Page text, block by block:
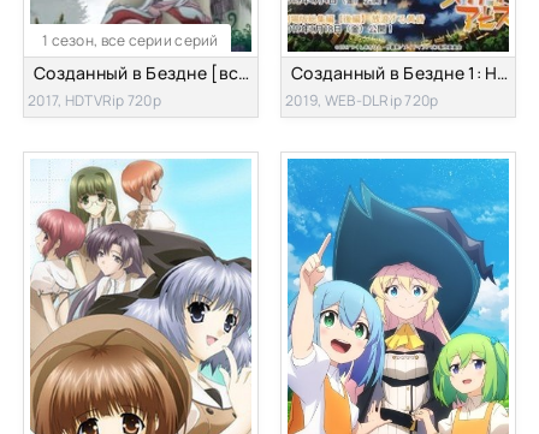
1 сезон, все серии серий
Созданный в Бездне [все серии]
2017, HDTVRip 720p
Созданный в Бездне 1: Начало путешествия [2019]
2019, WEB-DLRip 720p